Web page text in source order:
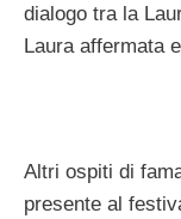
dialogo tra la
Laura affermata
Altri ospiti di
presente al